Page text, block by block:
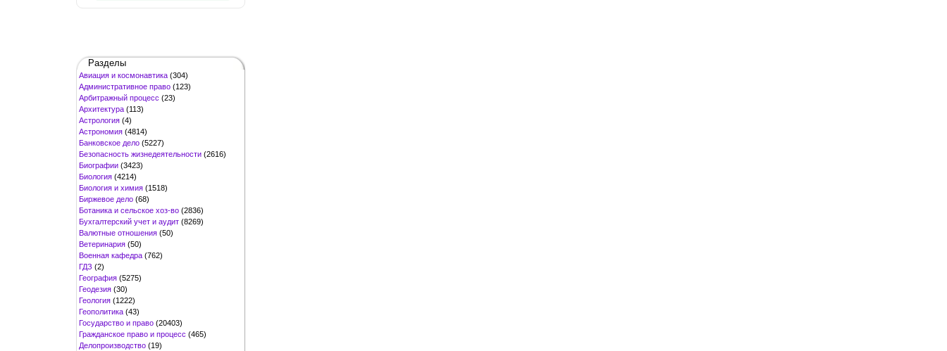
Разделы
Авиация и космонавтика (304)
Административное право (123)
Арбитражный процесс (23)
Архитектура (113)
Астрология (4)
Астрономия (4814)
Банковское дело (5227)
Безопасность жизнедеятельности (2616)
Биографии (3423)
Биология (4214)
Биология и химия (1518)
Биржевое дело (68)
Ботаника и сельское хоз-во (2836)
Бухгалтерский учет и аудит (8269)
Валютные отношения (50)
Ветеринария (50)
Военная кафедра (762)
ГДЗ (2)
География (5275)
Геодезия (30)
Геология (1222)
Геополитика (43)
Государство и право (20403)
Гражданское право и процесс (465)
Делопроизводство (19)